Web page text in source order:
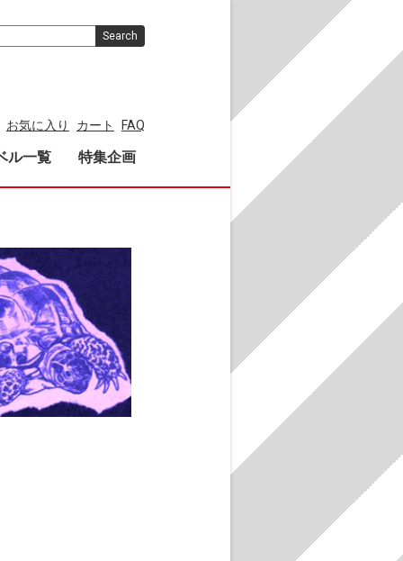
お気に入り カート FAQ
ル一覧 特集企画
Search